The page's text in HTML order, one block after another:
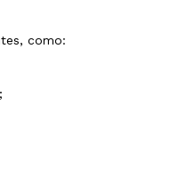
como:
;